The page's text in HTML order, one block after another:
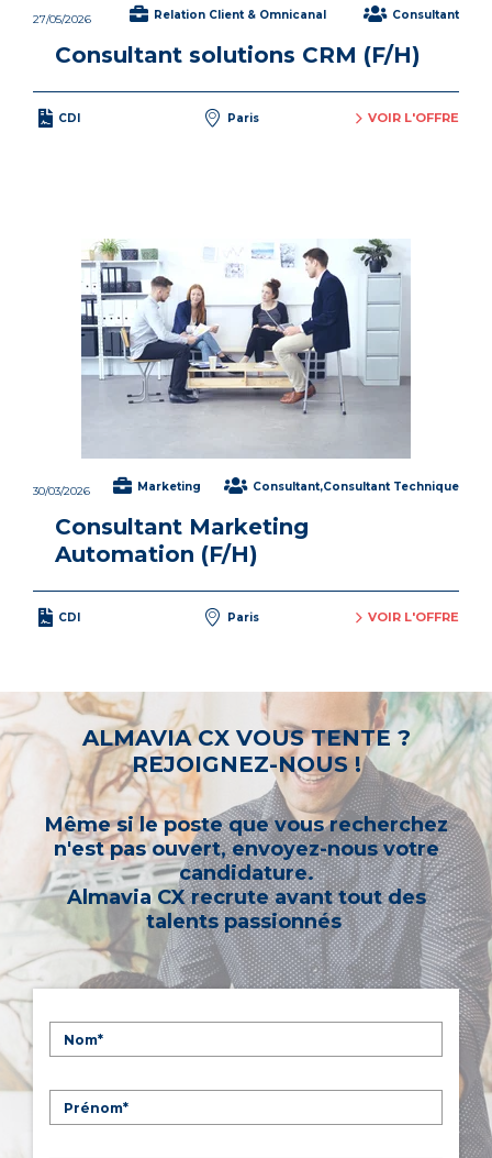
27/05/2026 Relation Client & Omnicanal Consultant
Consultant solutions CRM (F/H)
CDI Paris VOIR L'OFFRE
30/03/2026 Marketing Consultant,Consultant Technique
Consultant Marketing
Automation (F/H)
CDI Paris VOIR L'OFFRE
ALMAVIA CX VOUS TENTE ?
REJOIGNEZ-NOUS !
Même si le poste que vous recherchez
n'est pas ouvert, envoyez-nous votre
candidature.
Almavia CX recrute avant tout des
talents passionnés